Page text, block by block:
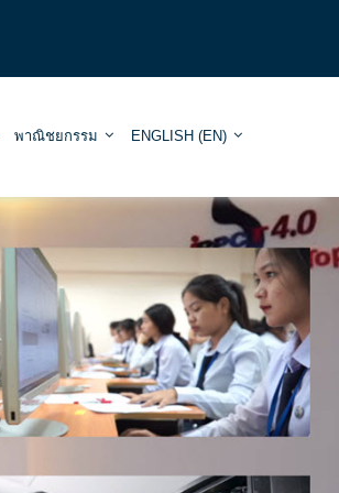
พาณิชยกรรม ENGLISH ‎(EN)‎